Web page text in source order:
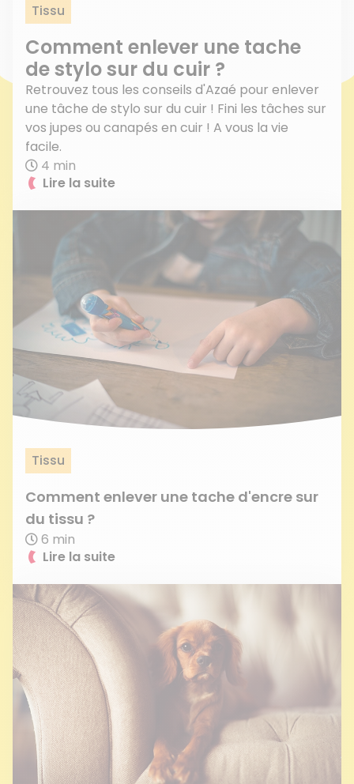
Tissu
Comment enlever une tache
de stylo sur du cuir ?
Retrouvez tous les conseils d'Azaé pour enlever
une tâche de stylo sur du cuir ! Fini les tâches sur
vos jupes ou canapés en cuir ! A vous la vie
facile.
4 min
Lire la suite
Tissu
Comment enlever une tache d'encre sur
du tissu ?
6 min
Lire la suite